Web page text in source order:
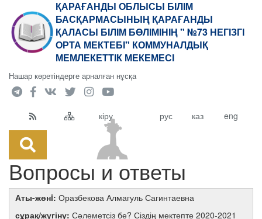
ҚАРАҒАНДЫ ОБЛЫСЫ БІЛІМ
БАСҚАРМАСЫНЫҢ ҚАРАҒАНДЫ
ҚАЛАСЫ БІЛІМ БӨЛІМІНІҢ " №73 НЕГІЗГІ
ОРТА МЕКТЕБІ" КОММУНАЛДЫҚ
МЕМЛЕКЕТТІК МЕКЕМЕСІ
Нашар көретіндерге арналған нұсқа
кіру рус каз eng
Вопросы и ответы
Аты-жөнi: Оразбекова Алмагуль Сагинтаевна
сұрақ/жүгіну: Сәлеметсіз бе? Сіздің мектепте 2020-2021